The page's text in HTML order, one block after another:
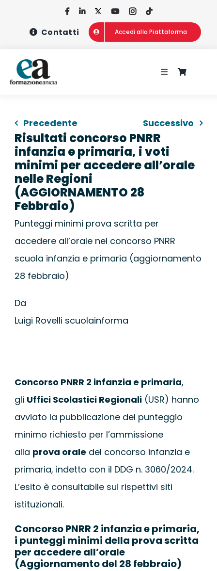
Contatti Accedi alla Piattaforma
Toggle
CHI SIAMO
CONCORSI
UNIVERSITÀ
NEWS
Precedente Successivo
Risultati concorso PNRR
infanzia e primaria, i voti
minimi per accedere all’orale
nelle Regioni
(AGGIORNAMENTO 28
Febbraio)
Punteggi minimi prova scritta per
accedere all’orale nel concorso PNRR
scuola infanzia e primaria (aggiornamento
28 febbraio)
Da
Luigi Rovelli scuolainforma
Concorso PNRR 2 infanzia e primaria,
gli Uffici Scolastici Regionali(USR) hanno
avviato la pubblicazione del punteggio
minimo richiesto per l’ammissione
alla prova orale del concorso infanzia e
primaria, indetto con il DDG n. 3060/2024.
L’esito è consultabile sui rispettivi siti
istituzionali.
Concorso PNRR 2 infanzia e primaria,
i punteggi minimi della prova scritta
per accedere all’orale
(Aggiornamento del 28 febbraio)